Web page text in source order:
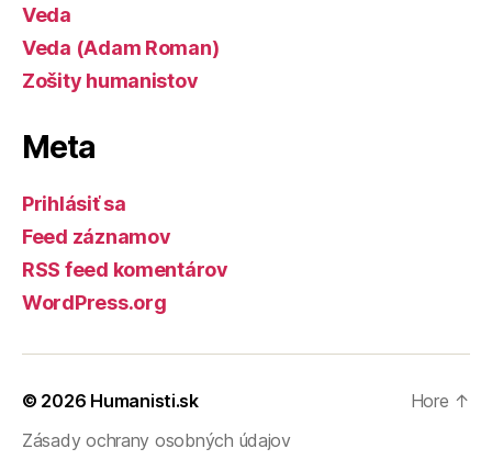
Veda
Veda (Adam Roman)
Zošity humanistov
Meta
Prihlásiť sa
Feed záznamov
RSS feed komentárov
WordPress.org
© 2026 Humanisti.sk
Zásady ochrany osobných údajov
Hore ↑